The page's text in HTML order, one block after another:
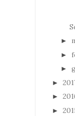
►
►
►
►
►
►